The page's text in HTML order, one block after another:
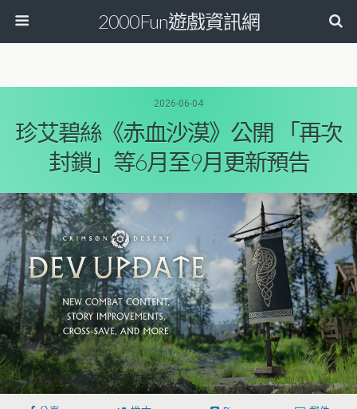
2000Fun遊戲資訊網
2026-06-04
珍艾碧絲《赤血沙漠》公開 「再次
封鎖」等6月至9月更新預告